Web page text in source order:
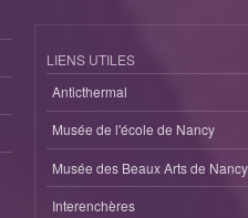
LIENS UTILES
Anticthermal
Musée de l'école de Nancy
Musée des Beaux Arts de Nancy
Interenchères